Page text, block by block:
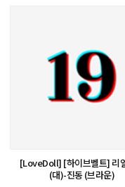
[LoveDoll] [하이브벨트] 리
(대)-진동 (브라운)